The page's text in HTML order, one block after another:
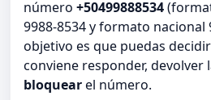
número +50499888534
9988-8534 y formato nacional
objetivo es que puedas decidir
conviene responder, devolver
bloquearel número.